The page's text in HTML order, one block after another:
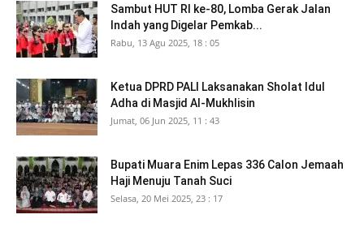
Sambut HUT RI ke-80, Lomba Gerak Jalan
Indah yang Digelar Pemkab...
Rabu, 13 Agu 2025, 18 : 05
Ketua DPRD PALI Laksanakan Sholat Idul
Adha di Masjid Al-Mukhlisin
Jumat, 06 Jun 2025, 11 : 43
Bupati Muara Enim Lepas 336 Calon Jemaah
Haji Menuju Tanah Suci
Selasa, 20 Mei 2025, 23 : 17